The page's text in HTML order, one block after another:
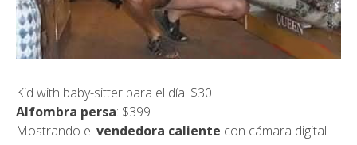
Kid with baby-sitter para el día: $30
Alfombra persa: $399
Mostrando el vendedora caliente con cámara digital